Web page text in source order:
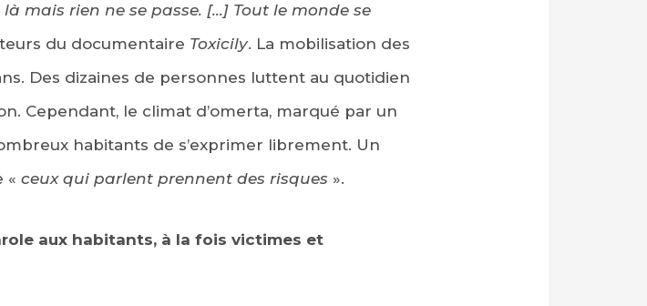
là mais rien ne se passe. […] Tout le monde se
du documentaire Toxicily. La mobilisation des
Des dizaines de personnes luttent au quotidien
Cependant, le climat d’omerta, marqué par un
habitants de s’exprimer librement. Un
« ceux qui parlent prennent des risques ».
aux habitants, à la fois victimes et